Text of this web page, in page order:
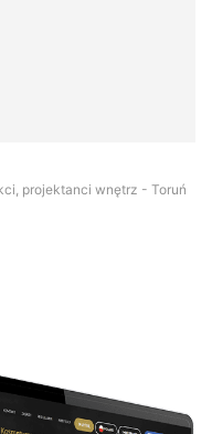
projektanci wnętrz - Toruń